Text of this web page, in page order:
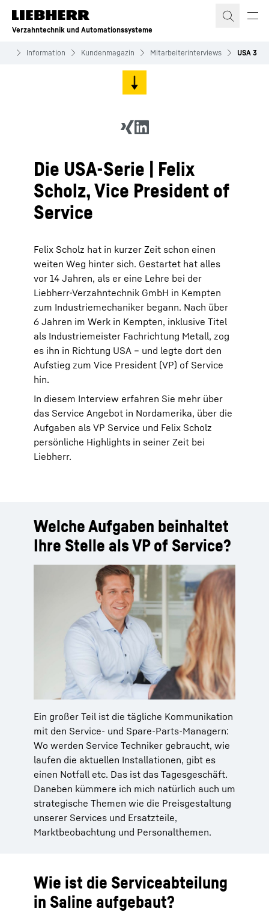
Zum Inhalt springen
Verzahntechnik und Automationssysteme
Information Kundenmagazin Mitarbeiterinterviews USA 3
Die USA-Serie | Felix
Scholz, Vice President of
Service
Felix Scholz hat in kurzer Zeit schon einen
weiten Weg hinter sich. Gestartet hat alles
vor 14 Jahren, als er eine Lehre bei der
Liebherr-Verzahntechnik GmbH in Kempten
zum Industriemechaniker begann. Nach über
6 Jahren im Werk in Kempten, inklusive Titel
als Industriemeister Fachrichtung Metall, zog
es ihn in Richtung USA – und legte dort den
Aufstieg zum Vice President (VP) of Service
hin.
In diesem Interview erfahren Sie mehr über
das Service Angebot in Nordamerika, über die
Aufgaben als VP Service und Felix Scholz
persönliche Highlights in seiner Zeit bei
Liebherr.
Welche Aufgaben beinhaltet
Ihre Stelle als VP of Service?
Ein großer Teil ist die tägliche Kommunikation
mit den Service- und Spare-Parts-Managern:
Wo werden Service Techniker gebraucht, wie
laufen die aktuellen Installationen, gibt es
einen Notfall etc. Das ist das Tagesgeschäft.
Daneben kümmere ich mich natürlich auch um
strategische Themen wie die Preisgestaltung
unserer Services und Ersatzteile,
Marktbeobachtung und Personalthemen.
Wie ist die Serviceabteilung
in Saline aufgebaut?